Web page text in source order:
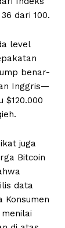
dari 100.
level
benar-
Inggris—
$120.000
juga
Bitcoin
data
Konsumen